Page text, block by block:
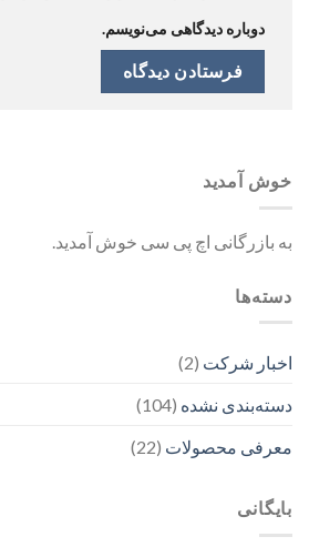
دوباره دیدگاهی می‌نویسم.
خوش آمدید
به بازرگانی اچ پی سی خوش آمدید.
دسته‌ها
اخبار شرکت (2)
دسته‌بندی نشده (104)
معرفی محصولات (22)
بایگانی